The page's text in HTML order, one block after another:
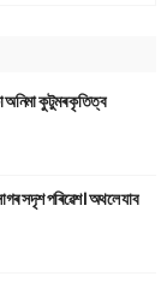
অনিমা কুটুমৰ কৃতিত্ব
সদৃশ পৰিৱেশ। অথলে যাব